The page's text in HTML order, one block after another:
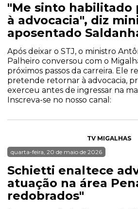
"Me sinto habilitado
à advocacia", diz
aposentado
Após deixar o STJ, o ministro
Palheiro conversou com o
próximos passos da carreira. Ele
pretende retornar à advocacia,
exerceu antes de ingressar na
Inscreva-se no nosso canal:
TV MIGALHAS
quarta-feira, 20 de maio de 2026
Schietti enaltece
atuação na área
redobrados"